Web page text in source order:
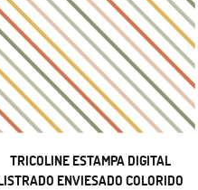
TRICOLINE ESTAMPA DIGITAL
ENVIESADO COLORIDO